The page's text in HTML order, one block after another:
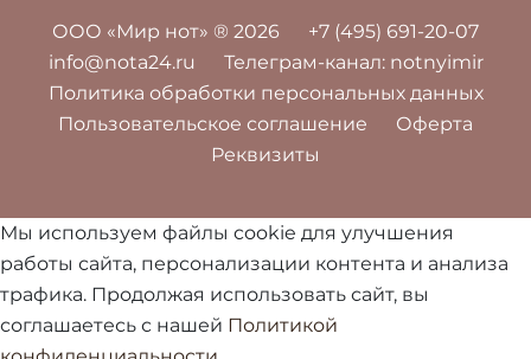
ООО «Мир нот» ® 2026
+7 (495) 691-20-07
info@nota24.ru
Телеграм-канал: notnyimir
Политика обработки персональных данных
Пользовательское соглашение
Оферта
Реквизиты
Мы используем файлы cookie для улучшения
работы сайта, персонализации контента и анализа
трафика. Продолжая использовать сайт, вы
соглашаетесь с нашей Политикой